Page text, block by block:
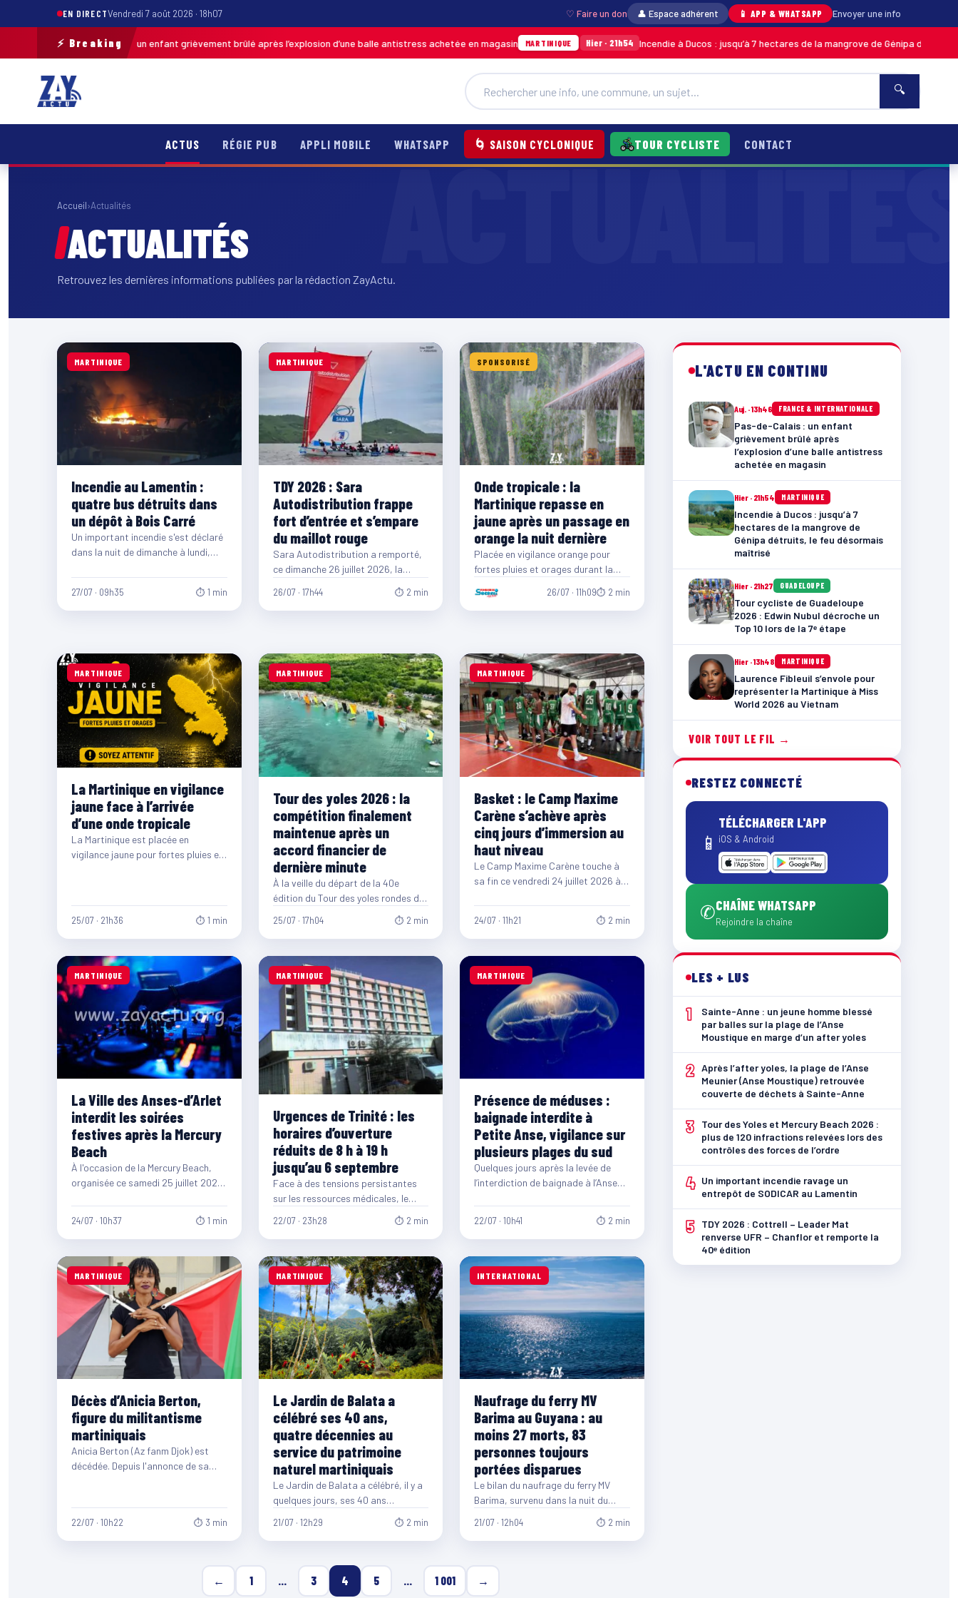
EN DIRECTVendredi 7 août 2026 · 18h07 ♡ Faire un don 👤 Espace adhérent 📱 APP & WHATSAPP Envoyer une info
⚡ Breaking
Pas-de-Calais : un enfant grièvement brûlé après l’explosion d’une balle antistress achetée en magasin MARTINIQUE Hier · 21h54 Incendie à Ducos : jusqu’à 7 hectares de la mangrove de Génipa détruits, le feu
🔍
ACTUS RÉGIE PUB APPLI MOBILE WHATSAPP 🌀 SAISON CYCLONIQUE TOUR CYCLISTE CONTACT
Accueil›Actualités
ACTUALITÉS
Retrouvez les dernières informations publiées par la rédaction ZayActu.
MARTINIQUE
Incendie au Lamentin :
quatre bus détruits dans
un dépôt à Bois Carré
Un important incendie s'est déclaré
dans la nuit de dimanche à lundi,
27/07 · 09h35 ⏱ 1 min
MARTINIQUE
TDY 2026 : Sara
Autodistribution frappe
fort d’entrée et s’empare
du maillot rouge
Sara Autodistribution a remporté,
ce dimanche 26 juillet 2026, la
première étape de la 40ᵉ édition du
Tour…
26/07 · 17h44 ⏱ 2 min
SPONSORISÉ
Onde tropicale : la
Martinique repasse en
jaune après un passage en
orange la nuit dernière
Placée en vigilance orange pour
fortes pluies et orages durant la
nuit, la Martinique est repassée en
vigilance…
26/07 · 11h09⏱ 2 min
MARTINIQUE
La Martinique en vigilance
jaune face à l’arrivée
d’une onde tropicale
La Martinique est placée en
vigilance jaune pour fortes pluies et
25/07 · 21h36 ⏱ 1 min
MARTINIQUE
Tour des yoles 2026 : la
compétition finalement
maintenue après un
accord financier de
dernière minute
À la veille du départ de la 40e
édition du Tour des yoles rondes de
Martinique, l'organisation de…
25/07 · 17h04 ⏱ 2 min
MARTINIQUE
Basket : le Camp Maxime
Carène s’achève après
cinq jours d’immersion au
haut niveau
Le Camp Maxime Carène touche à
sa fin ce vendredi 24 juillet 2026 à
24/07 · 11h21 ⏱ 2 min
MARTINIQUE
La Ville des Anses-d’Arlet
interdit les soirées
festives après la Mercury
Beach
À l'occasion de la Mercury Beach,
organisée ce samedi 25 juillet 2026,
24/07 · 10h37 ⏱ 1 min
MARTINIQUE
Urgences de Trinité : les
horaires d’ouverture
réduits de 8 h à 19 h
jusqu’au 6 septembre
Face à des tensions persistantes
sur les ressources médicales, le
CHU de Martinique annonce une
nouvelle adaptation temporaire…
22/07 · 23h28 ⏱ 2 min
MARTINIQUE
Présence de méduses :
baignade interdite à
Petite Anse, vigilance sur
plusieurs plages du sud
Quelques jours après la levée de
l’interdiction de baignade à l’Anse
22/07 · 10h41 ⏱ 2 min
MARTINIQUE
Décès d’Anicia Berton,
figure du militantisme
martiniquais
Anicia Berton (Az fanm Djok) est
décédée. Depuis l'annonce de sa
22/07 · 10h22 ⏱ 3 min
MARTINIQUE
Le Jardin de Balata a
célébré ses 40 ans,
quatre décennies au
service du patrimoine
naturel martiniquais
Le Jardin de Balata a célébré, il y a
quelques jours, ses 40 ans
21/07 · 12h29 ⏱ 2 min
INTERNATIONAL
Naufrage du ferry MV
Barima au Guyana : au
moins 27 morts, 83
personnes toujours
portées disparues
Le bilan du naufrage du ferry MV
Barima, survenu dans la nuit du
21/07 · 12h04 ⏱ 2 min
← 1 … 3 4 5 … 1 001 →
L'ACTU EN CONTINU
Auj. · 13h46 FRANCE & INTERNATIONALE
Pas-de-Calais : un enfant
grièvement brûlé après
l’explosion d’une balle antistress
achetée en magasin
Hier · 21h54 MARTINIQUE
Incendie à Ducos : jusqu’à 7
hectares de la mangrove de
Génipa détruits, le feu désormais
maîtrisé
Hier · 21h27 GUADELOUPE
Tour cycliste de Guadeloupe
2026 : Edwin Nubul décroche un
Top 10 lors de la 7ᵉ étape
Hier · 13h48 MARTINIQUE
Laurence Fibleuil s’envole pour
représenter la Martinique à Miss
World 2026 au Vietnam
VOIR TOUT LE FIL →
RESTEZ CONNECTÉ
📱
TÉLÉCHARGER L'APP
iOS & Android
✆CHAÎNE WHATSAPP
Rejoindre la chaîne
LES + LUS
1
Sainte-Anne : un jeune homme blessé
par balles sur la plage de l’Anse
Moustique en marge d’un after yoles
2 Après l’after yoles, la plage de l’Anse
Meunier (Anse Moustique) retrouvée
couverte de déchets à Sainte-Anne
3
Tour des Yoles et Mercury Beach 2026 :
plus de 120 infractions relevées lors des
contrôles des forces de l’ordre
4 Un important incendie ravage un
entrepôt de SODICAR au Lamentin
5
TDY 2026 : Cottrell – Leader Mat
renverse UFR – Chanflor et remporte la
40ᵉ édition